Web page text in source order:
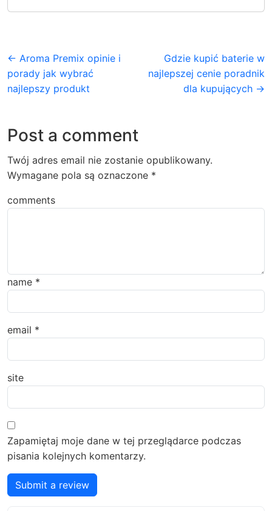
← Aroma Premix opinie i
porady jak wybrać
najlepszy produkt
Gdzie kupić baterie w
najlepszej cenie poradnik
dla kupujących →
Post a comment
Twój adres email nie zostanie opublikowany.
Wymagane pola są oznaczone *
comments
name *
email *
site
Zapamiętaj moje dane w tej przeglądarce podczas
pisania kolejnych komentarzy.
Submit a review